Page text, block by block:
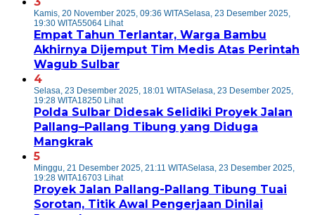
Kamis, 20 November 2025, 09:36 WITASelasa, 23 Desember 2025,
19:30 WITA55064 Lihat
Empat Tahun Terlantar, Warga Bambu
Akhirnya Dijemput Tim Medis Atas Perintah
Wagub Sulbar
4
Selasa, 23 Desember 2025, 18:01 WITASelasa, 23 Desember 2025,
19:28 WITA18250 Lihat
Polda Sulbar Didesak Selidiki Proyek Jalan
Pallang–Pallang Tibung yang Diduga
Mangkrak
5
Minggu, 21 Desember 2025, 21:11 WITASelasa, 23 Desember 2025,
19:28 WITA16703 Lihat
Proyek Jalan Pallang-Pallang Tibung Tuai
Sorotan, Titik Awal Pengerjaan Dinilai